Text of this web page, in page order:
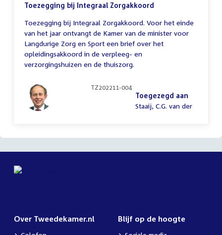
Toezegging bij Integraal Zorgakkoord
Toezegging bij Integraal Zorgakkoord. Voor het einde
van het jaar ontvangt de Kamer van de minister voor
Langdurige Zorg en Sport een brief over het
opleidingsakkoord in de verpleeg- en
verzorgingshuizen en de thuiszorg.
TZ202211-004
Toegezegd aan
Staaij, C.G. van der
Over Tweedekamer.nl Blijf op de hoogte